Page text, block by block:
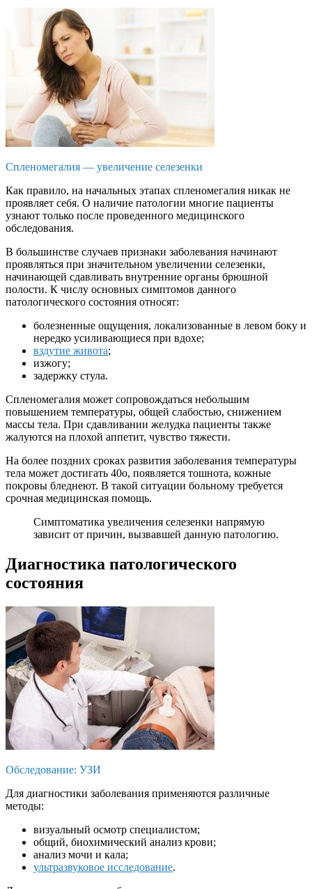
Спленомегалия — увеличение селезенки
Как правило, на начальных этапах спленомегалия никак не
проявляет себя. О наличие патологии многие пациенты
узнают только после проведенного медицинского
обследования.
В большинстве случаев признаки заболевания начинают
проявляться при значительном увеличении селезенки,
начинающей сдавливать внутренние органы брюшной
полости. К числу основных симптомов данного
патологического состояния относят:
болезненные ощущения, локализованные в левом боку и
нередко усиливающиеся при вдохе;
вздутие живота;
изжогу;
задержку стула.
Спленомегалия может сопровождаться небольшим
повышением температуры, общей слабостью, снижением
массы тела. При сдавливании желудка пациенты также
жалуются на плохой аппетит, чувство тяжести.
На более поздних сроках развития заболевания температуры
тела может достигать 40о, появляется тошнота, кожные
покровы бледнеют. В такой ситуации больному требуется
срочная медицинская помощь.
Симптоматика увеличения селезенки напрямую
зависит от причин, вызвавшей данную патологию.
Диагностика патологического
состояния
Обследование: УЗИ
Для диагностики заболевания применяются различные
методы:
визуальный осмотр специалистом;
общий, биохимический анализ крови;
анализ мочи и кала;
ультразвуковое исследование.